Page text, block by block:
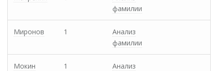
фамилии
Миронов 1
Анализ
фамилии
Мокин 1
Анализ